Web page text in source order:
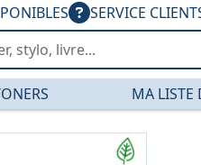
SERVICE
MA LISTE